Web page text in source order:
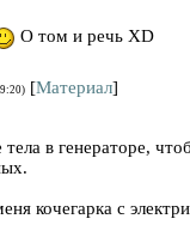
О том и речь XD
[Материал]
в генераторе,
кочегарка с